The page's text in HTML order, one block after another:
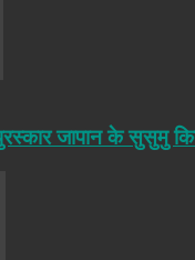
जापान के सुसुमु